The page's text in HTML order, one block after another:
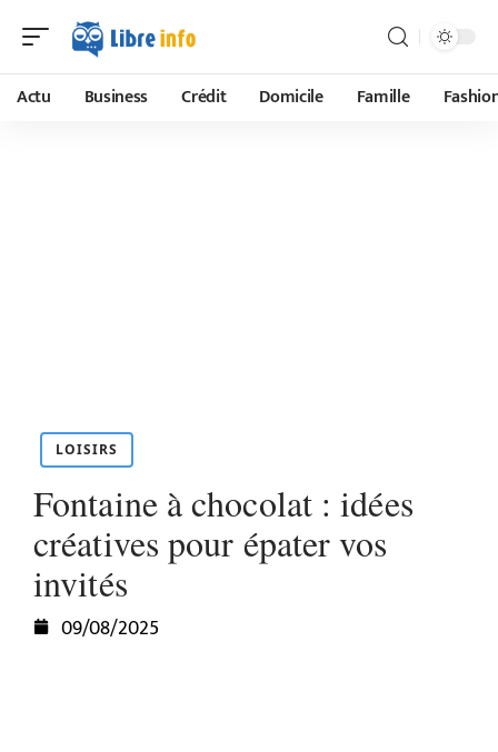
Actu Business Crédit Domicile Famille
LOISIRS
Fontaine à chocolat : idées
créatives pour épater vos
invités
09/08/2025